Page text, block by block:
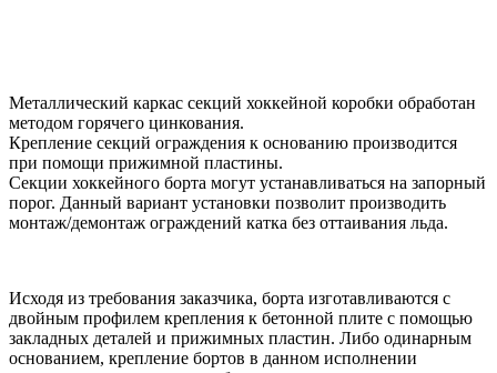
Металлический каркас секций хоккейной коробки обработан
методом горячего цинкования.
Крепление секций ограждения к основанию производится
при помощи прижимной пластины.
Секции хоккейного борта могут устанавливаться на запорный
порог. Данный вариант установки позволит производить
монтаж/демонтаж ограждений катка без оттаивания льда.
Исходя из требования заказчика, борта изготавливаются с
двойным профилем крепления к бетонной плите с помощью
закладных деталей и прижимных пластин. Либо одинарным
основанием, крепление бортов в данном исполнении